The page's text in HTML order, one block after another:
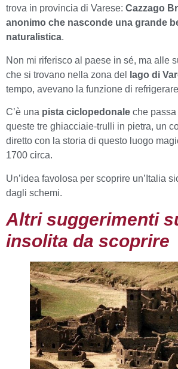
trova in provincia di Varese: Cazzago
anonimo che nasconde una grande
naturalistica.
Non mi riferisco al paese in sé, ma alle
che si trovano nella zona del
lago di
tempo, avevano la funzione di
C’è una pista ciclopedonale che
queste tre ghiacciaie-trulli in pietra, un
diretto con la storia di questo luogo
1700 circa.
Un’idea favolosa per scoprire un’Italia
dagli schemi.
Altri suggerimenti
insolita da scoprire